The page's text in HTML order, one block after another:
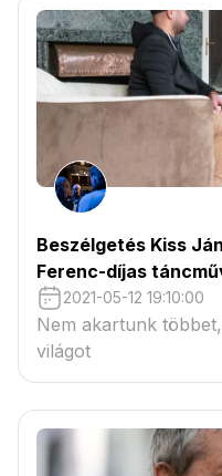
Attila és Falusi
Beszélgetés Kiss
Ferenc-díjas
koreográfussal,
Balett alapítójával,
levelező tagjával
2021-05-12 19:10:00
Nem akartunk
világot